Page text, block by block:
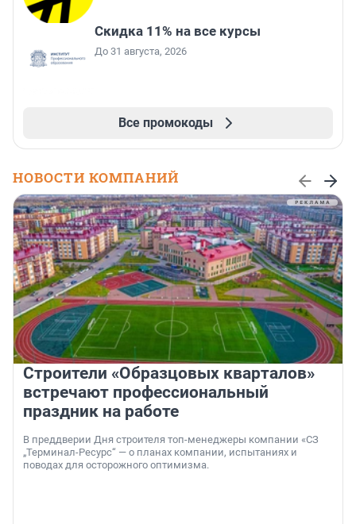
Скидка 11% на все курсы
До 31 августа, 2026
Все промокоды
НОВОСТИ КОМПАНИЙ
Строители «Образцовых кварталов»
встречают профессиональный
праздник на работе
В преддверии Дня строителя топ-менеджеры компании «СЗ
„Терминал-Ресурс“ — о планах компании, испытаниях и
поводах для осторожного оптимизма.